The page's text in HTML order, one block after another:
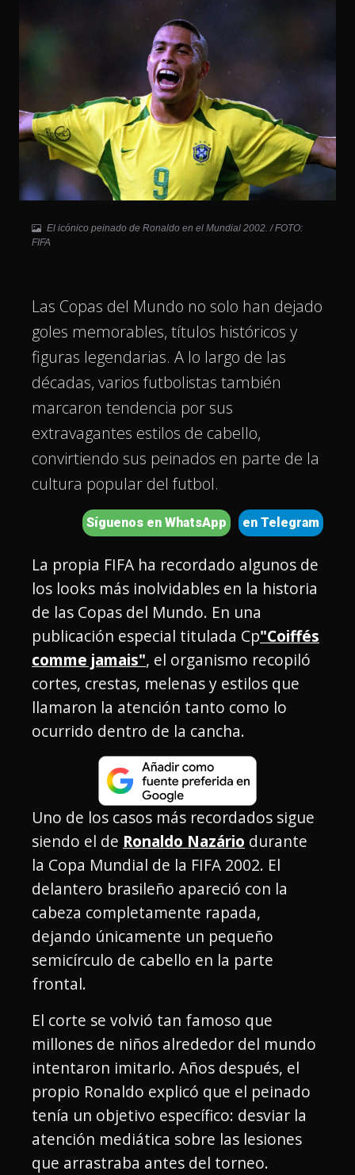
El icónico peinado de Ronaldo en el Mundial 2002. / FOTO:
FIFA
Las Copas del Mundo no solo han dejado
goles memorables, títulos históricos y
figuras legendarias. A lo largo de las
décadas, varios futbolistas también
marcaron tendencia por sus
extravagantes estilos de cabello,
convirtiendo sus peinados en parte de la
cultura popular del futbol.
en Telegram
Síguenos en WhatsApp
La propia FIFA ha recordado algunos de
los looks más inolvidables en la historia
de las Copas del Mundo. En una
publicación especial titulada Cp"Coiffés
comme jamais", el organismo recopiló
cortes, crestas, melenas y estilos que
llamaron la atención tanto como lo
ocurrido dentro de la cancha.
Uno de los casos más recordados sigue
siendo el de Ronaldo Nazário durante
la Copa Mundial de la FIFA 2002. El
delantero brasileño apareció con la
cabeza completamente rapada,
dejando únicamente un pequeño
semicírculo de cabello en la parte
frontal.
El corte se volvió tan famoso que
millones de niños alrededor del mundo
intentaron imitarlo. Años después, el
propio Ronaldo explicó que el peinado
tenía un objetivo específico: desviar la
atención mediática sobre las lesiones
que arrastraba antes del torneo.